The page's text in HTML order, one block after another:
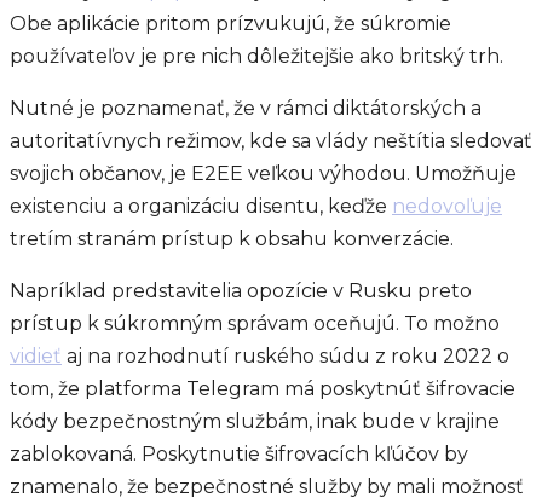
Obe aplikácie pritom prízvukujú, že súkromie
používateľov je pre nich dôležitejšie ako britský trh.
Nutné je poznamenať, že v rámci diktátorských a
autoritatívnych režimov, kde sa vlády neštítia sledovať
svojich občanov, je E2EE veľkou výhodou. Umožňuje
existenciu a organizáciu disentu, keďže nedovoľuje
tretím stranám prístup k obsahu konverzácie.
Napríklad predstavitelia opozície v Rusku preto
prístup k súkromným správam oceňujú. To možno
vidieť aj na rozhodnutí ruského súdu z roku 2022 o
tom, že platforma Telegram má poskytnúť šifrovacie
kódy bezpečnostným službám, inak bude v krajine
zablokovaná. Poskytnutie šifrovacích kľúčov by
znamenalo, že bezpečnostné služby by mali možnosť